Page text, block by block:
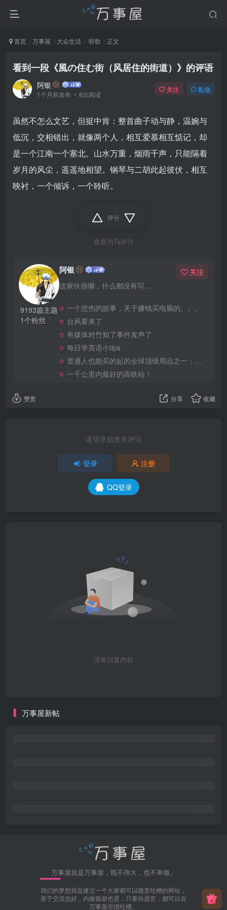
首页 万事屋 大众生活 听歌 正文
看到一段《風の住む街（风居住的街道）》的评语
阿银
1个月前发布 8次阅读
关注 私信
虽然不怎么文艺，但挺中肯：整首曲子动与静，温婉与
低沉，交相错出，就像两个人，相互爱慕相互惦记，却
是一个江南一个塞北。山水万重，烟雨千声，只能隔着
岁月的风尘，遥遥地相望。钢琴与二胡此起彼伏，相互
映衬，一个倾诉，一个聆听。
评分
欢迎为Ta评分
9193篇主题
1个粉丝
阿银
这家伙很懒，什么都没有写...
关注
一个悲伤的故事，关于赚钱买电脑的。。。
台风要来了
有媒体对竹知了事件发声了
每日学英语小tips
普通人也能买的起的全球顶级用品之一：WD-40润滑除锈剂！
一千公里内最好的高铁站！
赞赏 分享 收藏
请登录后发表评论
登录 注册
QQ登录
没有回复内容
万事屋新帖
万事屋就是万事屋，既不伟大，也不卑微。
我们的梦想就是建立一个大家都可以随意吐槽的网站，
善于交流也好，内敛孤僻也罢，只要你愿意，都可以在
万事屋尽情吐槽。